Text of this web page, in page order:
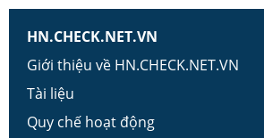
HN.CHECK.NET.VN
Giới thiệu về HN.CHECK.NET.VN
Tài liệu
Quy chế hoạt động